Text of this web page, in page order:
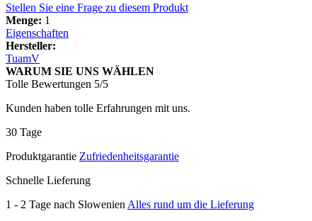
Stellen Sie eine Frage zu diesem Produkt
Menge: 1
Eigenschaften
Hersteller:
TuamV
WARUM SIE UNS WÄHLEN
Tolle Bewertungen 5/5
Kunden haben tolle Erfahrungen mit uns.
30 Tage
Produktgarantie Zufriedenheitsgarantie
Schnelle Lieferung
1 - 2 Tage nach Slowenien Alles rund um die Lieferung